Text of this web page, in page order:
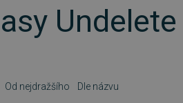
Undelete
Od nejdražšího Dle názvu